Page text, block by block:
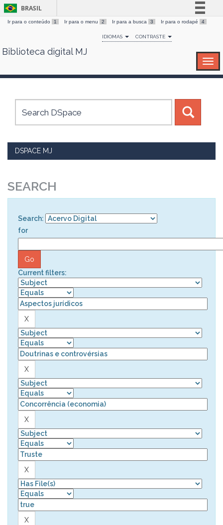
Skip
BRASIL
Simplifique!
Comunica BR
Canais
Ir para o conteúdo 1 Ir para o menu 2 Ir para a busca 3 Ir para o rodapé 4
IDIOMAS CONTRASTE
Biblioteca digital MJ
DSPACE MJ
SEARCH
Search:
for
Current filters: